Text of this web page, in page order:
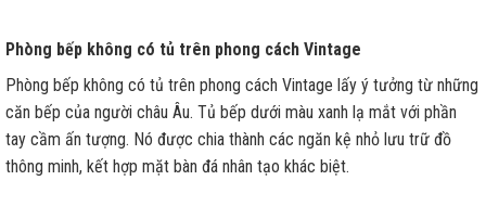
Phòng bếp không có tủ trên phong cách Vintage
Phòng bếp không có tủ trên phong cách Vintage lấy ý tưởng từ những
căn bếp của người châu Âu. Tủ bếp dưới màu xanh lạ mắt với phần
tay cầm ấn tượng. Nó được chia thành các ngăn kệ nhỏ lưu trữ đồ
thông minh, kết hợp mặt bàn đá nhân tạo khác biệt.